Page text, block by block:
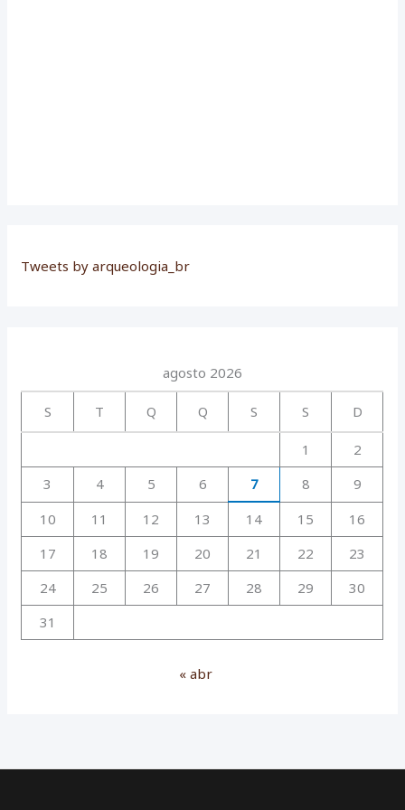
Tweets by arqueologia_br
agosto 2026
S T Q Q S S D
1
2
3
4 5 6 7 8
9
10
11 12 13 14 15
16
17
18 19 20 21 22
23
24
25 26 27 28 29
30
31
« abr